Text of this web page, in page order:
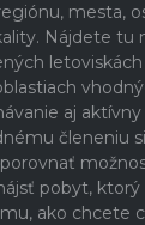
mesta,
Nájdete tu
letoviskách
aj
členeniu
pobyt, ktorý
ako chcete